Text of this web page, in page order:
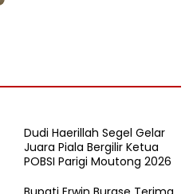
Dudi Haerillah Segel Gelar
Juara Piala Bergilir Ketua
POBSI Parigi Moutong 2026